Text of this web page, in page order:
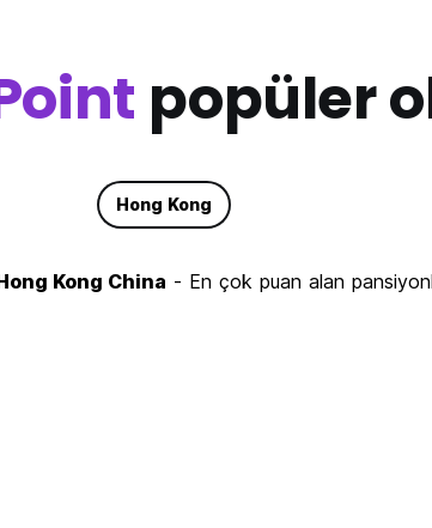
popüler
Hong Kong
Kong China - En çok puan alan